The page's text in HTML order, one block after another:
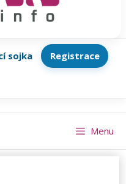
sojka
Registrace
Menu